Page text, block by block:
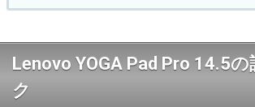
Lenovo YOGA Pad Pro 14.5
ク